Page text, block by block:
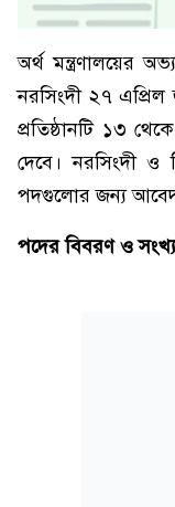
অর্থ মন্ত্রণালয়ের
নরসিংদী ২৭ এপ্রিল
প্রতিষ্ঠানটি ১৩
দেবে। নরসিংদী ও
পদগুলোর জন্য
পদের বিবরণ ও